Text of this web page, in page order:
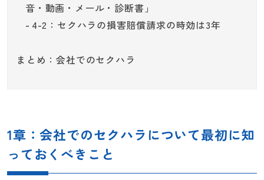
音・動画・メール・診断書」
4-2：セクハラの損害賠償請求の時効は3年
まとめ：会社でのセクハラ
1章：会社でのセクハラについて最初に知
っておくべきこと